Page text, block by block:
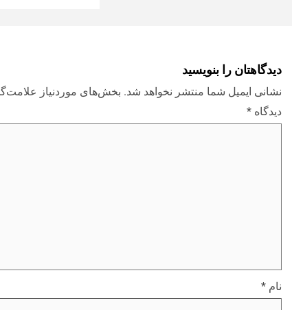
دیدگاهتان را بنویسید
نشانی ایمیل شما منتشر نخواهد شد. بخش‌های موردنیاز
دیدگاه *
نام *